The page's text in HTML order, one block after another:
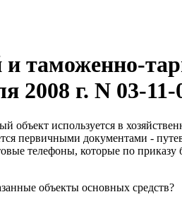
и таможенно-
г. N 03-11-
используется в
первичными документами -
телефоны, которые по
объекты основных средств?